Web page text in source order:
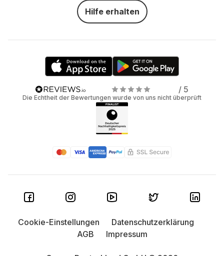
Hilfe erhalten
/ 5
Die Echtheit der Bewertungen wurde von uns nicht überprüft
Cookie-Einstellungen
Datenschutzerklärung
AGB
Impressum